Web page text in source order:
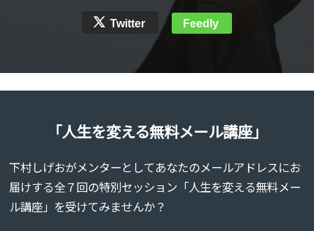
Twitter Feedly
「人生を変える無料メール講座」
下村しげおがメンターとしてあなたのメールアドレスにお
届けする全７回の特別セッション「人生を変える無料メー
ル講座」を受けてみませんか？